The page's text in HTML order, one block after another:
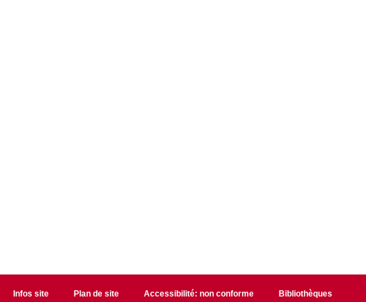
Infos site Plan de site Accessibilité: non conforme Bibliothèques